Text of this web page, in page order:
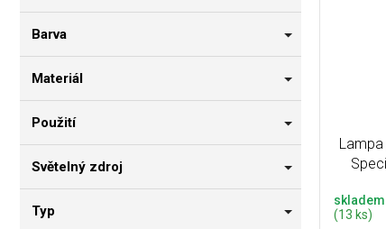
í
a
Barva
Materiál
Použití
Světelný zdroj
Typ
Lampa
skladem
(13 ks)